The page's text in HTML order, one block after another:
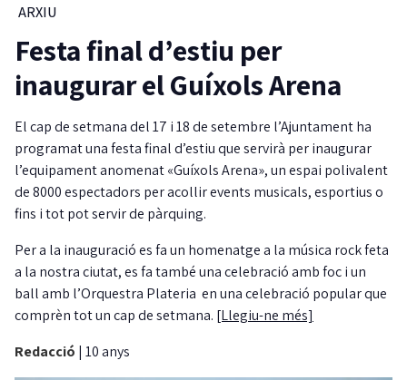
ARXIU
Festa final d’estiu per
inaugurar el Guíxols Arena
El cap de setmana del 17 i 18 de setembre l’Ajuntament ha
programat una festa final d’estiu que servirà per inaugurar
l’equipament anomenat «Guíxols Arena», un espai polivalent
de 8000 espectadors per acollir events musicals, esportius o
fins i tot pot servir de pàrquing.
Per a la inauguració es fa un homenatge a la música rock feta
a la nostra ciutat, es fa també una celebració amb foc i un
ball amb l’Orquestra Plateria en una celebració popular que
comprèn tot un cap de setmana. [Llegiu-ne més]
Redacció | 10 anys